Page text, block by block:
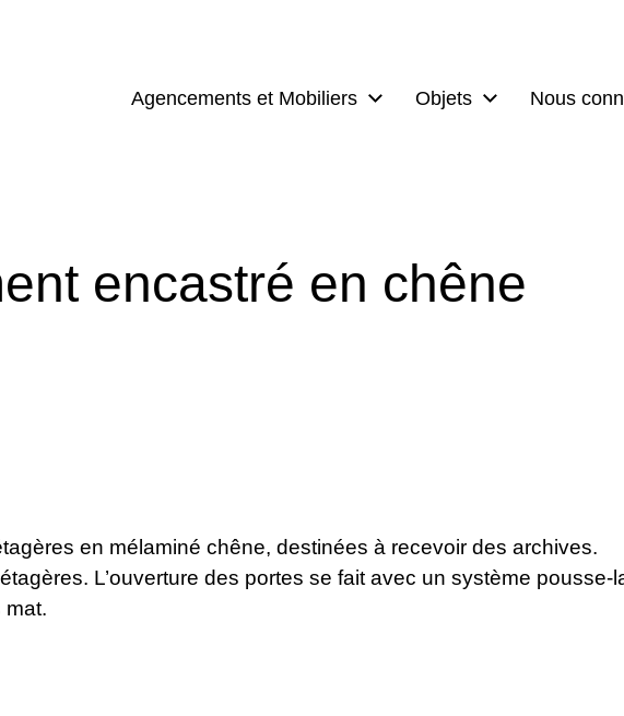
Agencements et Mobiliers Objets Nous
encastré en chêne
en mélaminé chêne, destinées à recevoir des archives.
L’ouverture des portes se fait avec un système pousse-
mat.